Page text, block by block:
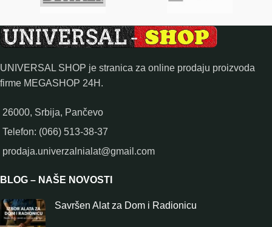
UNIVERSAL SHOP je stranica za online prodaju proizvoda
firme MEGASHOP 24H.
26000, Srbija, Pančevo
Telefon: (066) 513-38-37
prodaja.univerzalnialat@gmail.com
BLOG – NAŠE NOVOSTI
Savršen Alat za Dom i Radionicu